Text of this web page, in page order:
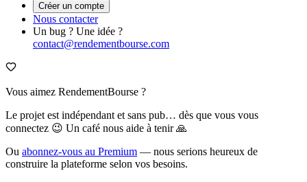
Créer un compte
Nous contacter
Un bug ? Une idée ?
contact@rendementbourse.com
Vous aimez RendementBourse ?
Le projet est indépendant et sans pub… dès que vous vous
connectez 😉 Un café nous aide à tenir 🙏
Ou abonnez-vous au Premium — nous serions heureux de
construire la plateforme selon vos besoins.